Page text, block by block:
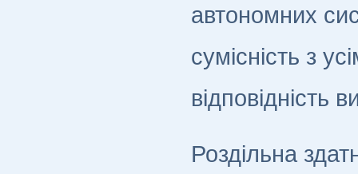
автономних
сумісність з
Роздільна